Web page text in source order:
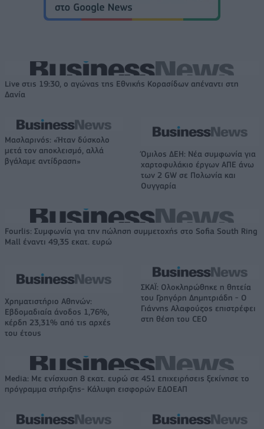
Live στις 19:30, ο αγώνας της Εθνικής Κορασίδων απέναντι στη
Δανία
Μασλαρινός: «Ήταν δύσκολο
μετά τον αποκλεισμό, αλλά
βγάλαμε αντίδραση»
Όμιλος ΔΕΗ: Νέα συμφωνία για
χαρτοφυλάκιο έργων ΑΠΕ άνω
των 2 GW σε Πολωνία και
Ουγγαρία
Fourlis: Συμφωνία για την πώληση συμμετοχής στο Sofia South Ring
Mall έναντι 49,35 εκατ. ευρώ
Χρηματιστήριο Αθηνών:
Εβδομαδιαία άνοδος 1,76%,
κέρδη 23,31% από τις αρχές
του έτους
ΣΚΑΪ: Ολοκληρώθηκε η θητεία
του Γρηγόρη Δημητριάδη - Ο
Γιάννης Αλαφούζος επιστρέφει
στη θέση του CEO
Media: Με ενίσχυση 8 εκατ. ευρώ σε 451 επιχειρήσεις ξεκίνησε το
πρόγραμμα στήριξης- Κάλυψη εισφορών ΕΔΟΕΑΠ